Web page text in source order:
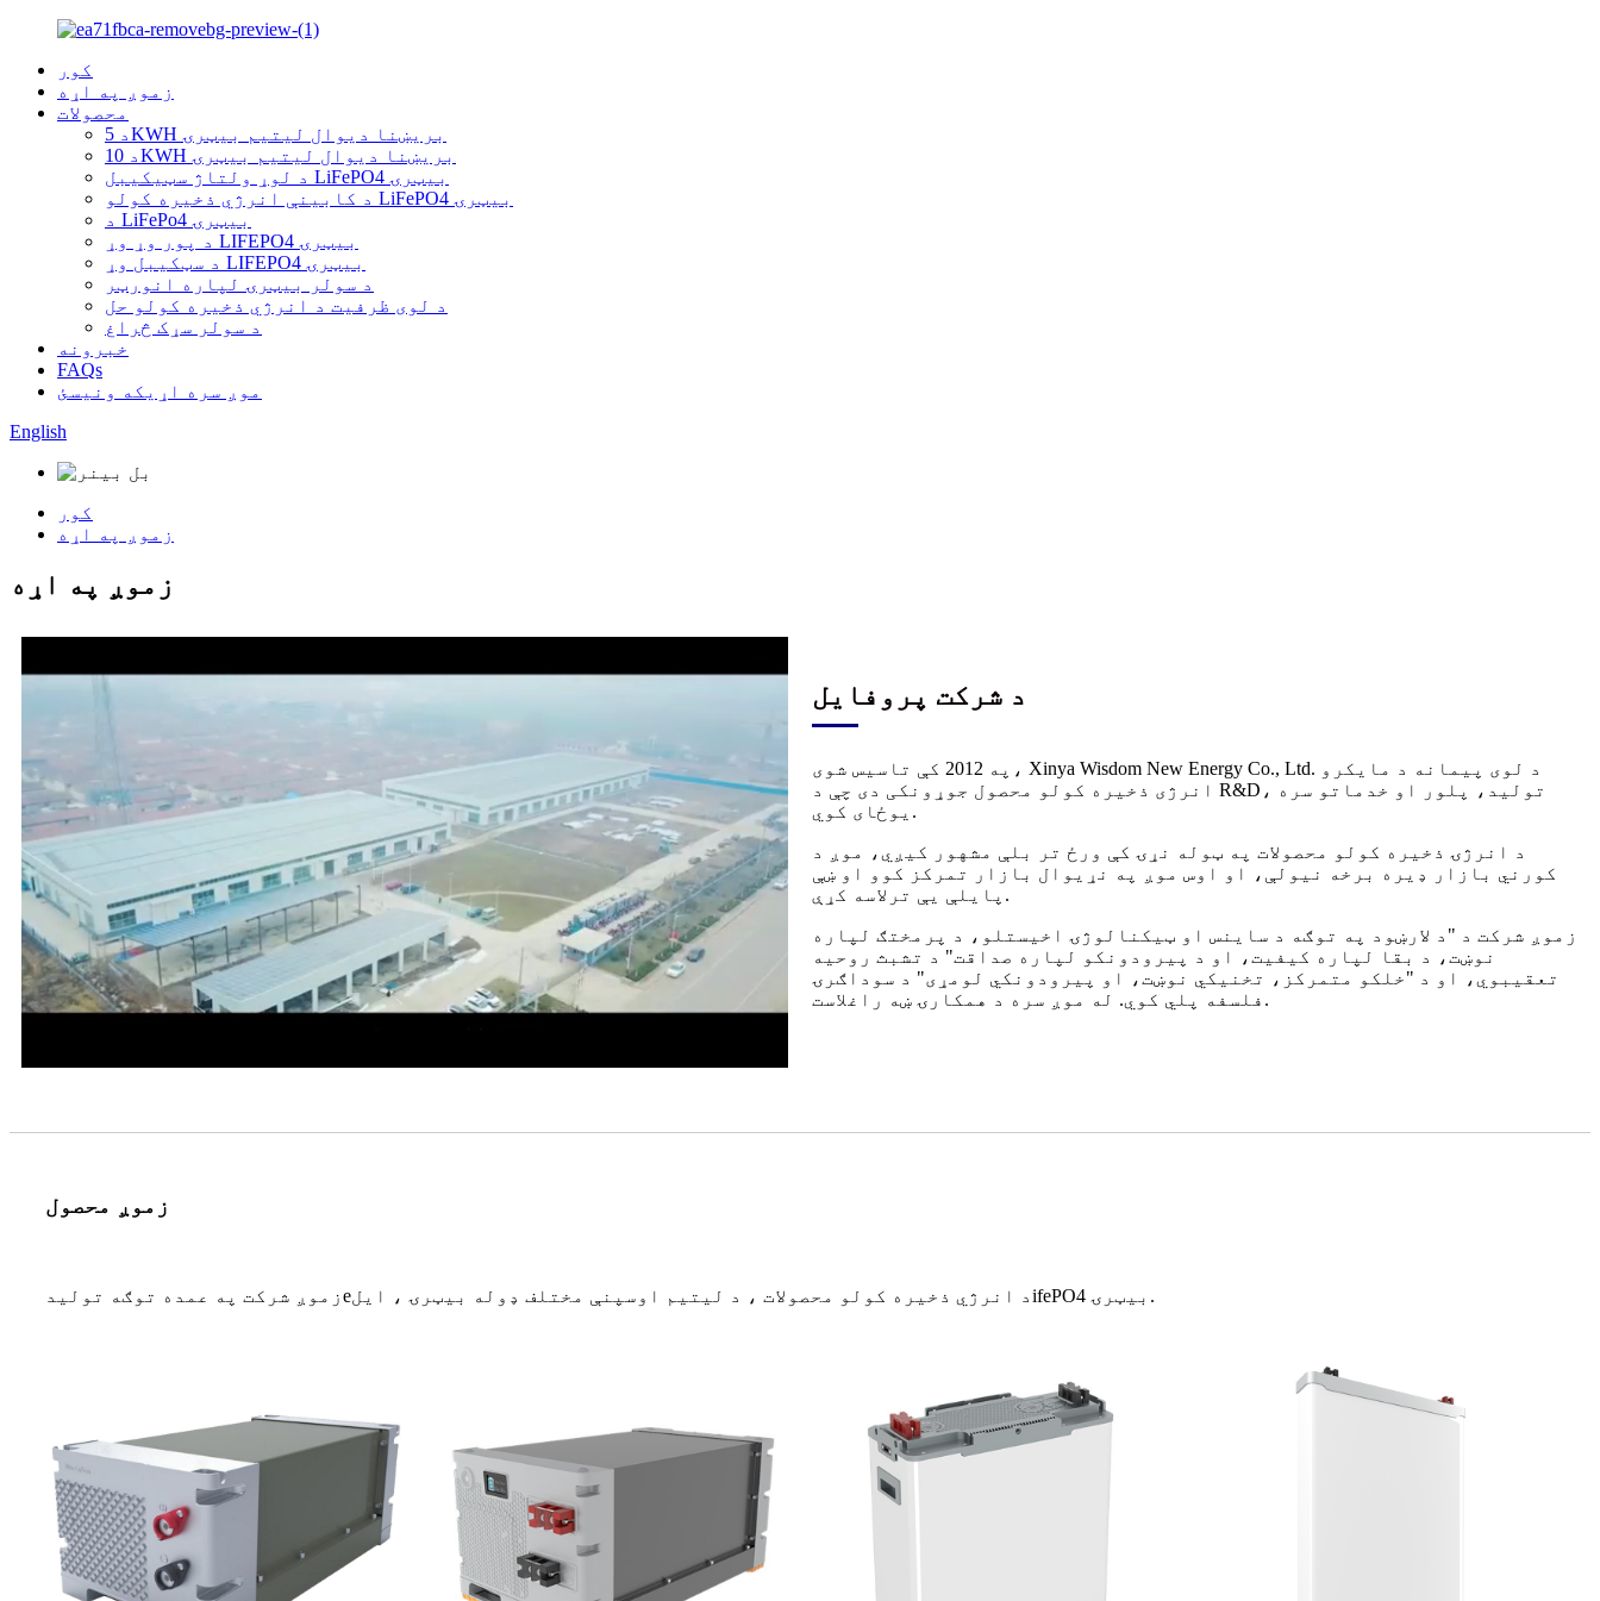
کور
زموږ په اړه
محصولات
د 5KWH بریښنا دیوال لیتیم بیټرۍ
د 10KWH بریښنا دیوال لیتیم بیټرۍ
د لوړ ولتاژ سټیکیبل LiFePO4 بیټرۍ
د کابینې انرژي ذخیره کولو LiFePO4 بیټرۍ
د LiFePo4 بیټرۍ
د پور وړ وړ LIFEPO4 بیټرۍ
د سټکیبل وړ LIFEPO4 بیټرۍ
د سولر بیټرۍ لپاره انورټر
د لوی ظرفیت د انرژي ذخیره کولو حل
د سولر سړک څراغ
خبرونه
FAQs
موږ سره اړیکه ونیسئ
English
کور
زموږ په اړه
زموږ په اړه
د شرکت پروفایل
په 2012 کې تاسیس شوی، Xinya Wisdom New Energy Co., Ltd. د لوی پیمانه د مایکرو
انرژی ذخیره کولو محصول جوړونکی دی چې د R&D، تولید، پلور او خدماتو سره
یوځای کوي.
د انرژۍ ذخیره کولو محصولات په ټوله نړۍ کې ورځ تر بلې مشهور کیږي، موږ د
کورني بازار ډیره برخه نیولې، او اوس موږ په نړیوال بازار تمرکز کوو او ښې
پایلې یې ترلاسه کړې.
زموږ شرکت د "د لارښود په توګه د ساینس او ​​​​ټیکنالوژۍ اخیستلو، د پرمختګ لپاره
نوښت، د بقا لپاره کیفیت، او د پیرودونکو لپاره صداقت" د تشبث روحیه
تعقیبوي، او د "خلکو متمرکز، تخنیکي نوښت، او پیرودونکي لومړی" د سوداګرۍ
فلسفه پلي کوي. له موږ سره د همکارۍ ښه راغلاست.
زموږ محصول
زموږ شرکت په عمده توګه تولیدeد انرژي ذخیره کولو محصولات ، د لیتیم اوسپنې مختلف ډوله بیټرۍ ، ایلife PO4 بیټرۍ.